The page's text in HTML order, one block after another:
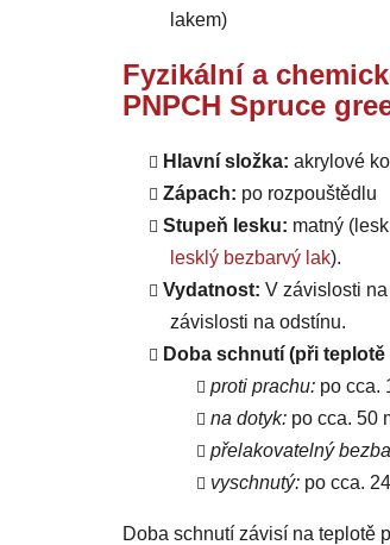
lakem)
Fyzikální a
PNPCH Spruce
Hlavní složka: akrylové
Zápach: po rozpouštědlu
Stupeň lesku: matný
lesklý bezbarvý lak).
Vydatnost: V závislosti
závislosti na odstínu.
Doba schnutí (při teplotě
proti prachu: po cca.
na dotyk: po cca. 50
přelakovatelný
vyschnutý: po cca.
Doba schnutí závisí na teplotě